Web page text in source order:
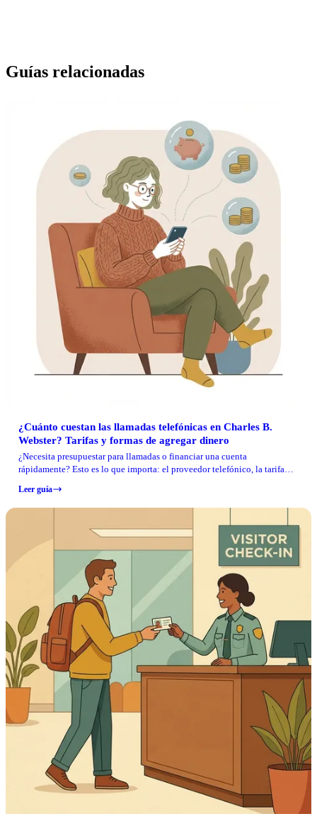
Guías relacionadas
¿Cuánto cuestan las llamadas telefónicas en Charles B.
Webster? Tarifas y formas de agregar dinero
¿Necesita presupuestar para llamadas o financiar una cuenta
rápidamente? Esto es lo que importa: el proveedor telefónico, la tarifa
Leer guía